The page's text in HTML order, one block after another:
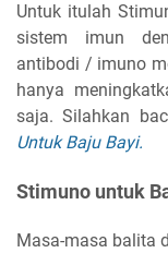
Untuk itulah
sistem imun
antibodi / imuno
hanya
saja. Silahkan
Untuk Baju Bayi.
Stimuno untuk
Masa-masa balita